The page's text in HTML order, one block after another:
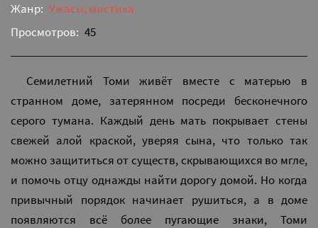
Жанр: Ужасы, мистика
Просмотров: 45
Семилетний Томи живёт вместе с матерью в
странном доме, затерянном посреди бесконечного
серого тумана. Каждый день мать покрывает стены
свежей алой краской, уверяя сына, что только так
можно защититься от существ, скрывающихся во мгле,
и помочь отцу однажды найти дорогу домой. Но когда
привычный порядок начинает рушиться, а в доме
появляются всё более пугающие знаки, Томи